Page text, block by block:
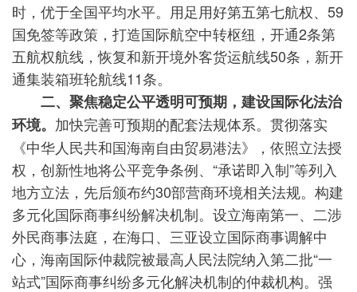
时，优于全国平均水平。用足用好第五第七航权、59
国免签等政策，打造国际航空中转枢纽，开通2条第
五航权航线，恢复和新开境外客货运航线50条，新开
通集装箱班轮航线11条。
二、聚焦稳定公平透明可预期，建设国际化法治
环境。 加快完善可预期的配套法规体系。贯彻落实
《中华人民共和国海南自由贸易港法》，依照立法授
权，创新性地将公平竞争条例、“承诺即入制”等列入
地方立法，先后颁布约30部营商环境相关法规。构建
多元化国际商事纠纷解决机制。设立海南第一、二涉
外民商事法庭，在海口、三亚设立国际商事调解中
心，海南国际仲裁院被最高人民法院纳入第二批“一
站式”国际商事纠纷多元化解决机制的仲裁机构。强